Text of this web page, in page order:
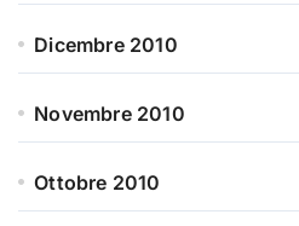
Dicembre 2010
Novembre 2010
Ottobre 2010